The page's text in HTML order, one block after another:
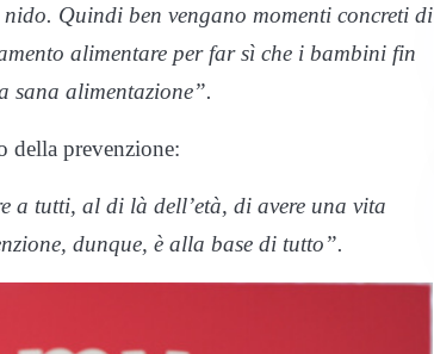
Quindi ben vengano momenti concreti di
alimentare per far sì che i bambini fin
sana alimentazione”.
della prevenzione:
a tutti, al di là dell’età, di avere una vita
dunque, è alla base di tutto”.